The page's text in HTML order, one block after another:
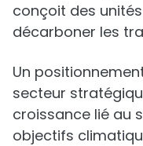
conçoit des
décarboner les
Un
secteur
croissance lié au
objectifs